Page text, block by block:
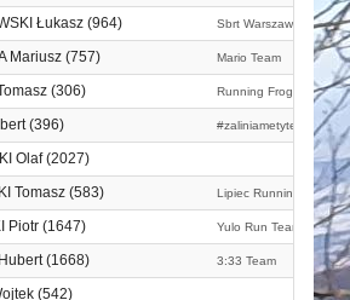
Łukasz (964) Sbrt Warszawa
Mariusz (757) Mario Team
(306) Running Frogs
(396) #zaliniametyteam
Olaf (2027)
Tomasz (583) Lipiec Running Team
Piotr (1647) Yulo Run Team Siedlce
(1668) 3:33 Team
(542)